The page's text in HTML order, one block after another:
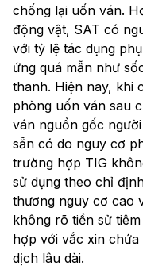
chống lại uốn ván.
động vật, SAT có
với tỷ lệ tác dụng
ứng quá mẫn như
thanh. Hiện nay, khi
phòng uốn ván sau
ván nguồn gốc
sẵn có do nguy cơ
trường hợp TIG
sử dụng theo chỉ
thương nguy cơ cao
không rõ tiền sử
hợp với vắc xin
dịch lâu dài.